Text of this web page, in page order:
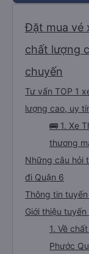
Đặt mua vé
chất lượng
chuyến
Tư vấn TOP 1
lượng cao, uy
🚌 1. Xe
thương
Những câu hỏi
đi Quận 6
Thông tin
Giới thiệu
1. Về
Phước